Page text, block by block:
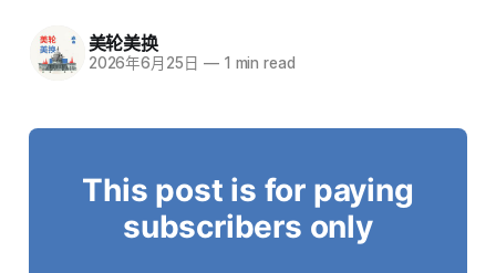
美轮美换
2026年6月25日 —1 min read
This post is for paying
subscribers only